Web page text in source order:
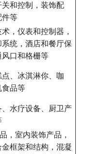
和控制，装饰配
件等
，仪表和控制器，
统，酒店和餐厅保
口和格栅等
、冰淇淋你、咖
食品等
水疗设备、厨卫产
，室内装饰产品，
框架和结构，混凝